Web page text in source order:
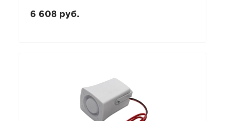
6 608 руб.